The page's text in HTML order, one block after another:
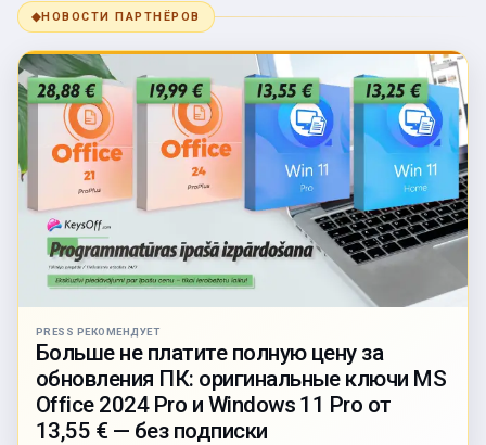
◆НОВОСТИ ПАРТНЁРОВ
PRESS РЕКОМЕНДУЕТ
Больше не платите полную цену за
обновления ПК: оригинальные ключи MS
Office 2024 Pro и Windows 11 Pro от
13,55 € — без подписки